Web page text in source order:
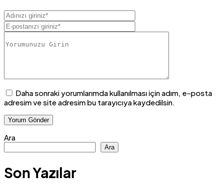
Daha sonraki yorumlarımda kullanılması için adım, e-posta
adresim ve site adresim bu tarayıcıya kaydedilsin.
Ara
Ara
Son Yazılar